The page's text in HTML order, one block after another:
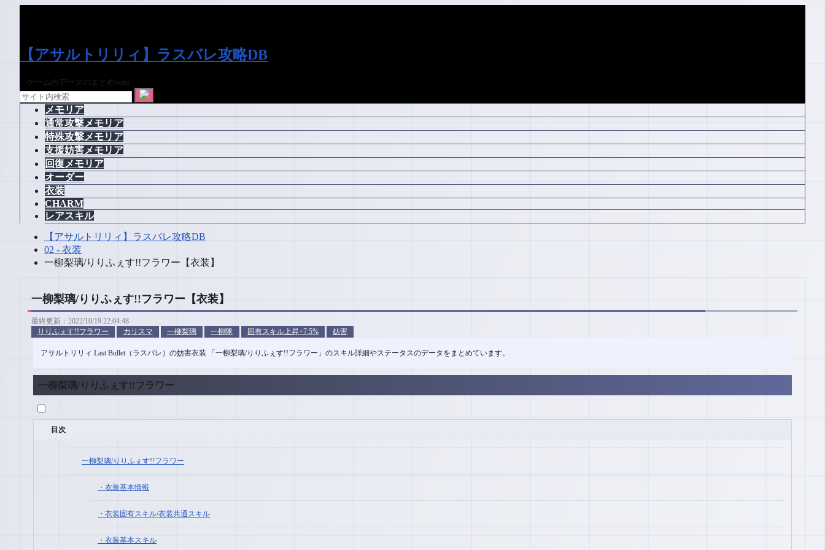
【アサルトリリィ】ラスバレ攻略DB
ゲーム内データのまとめwiki
メモリア
通常攻撃メモリア
特殊攻撃メモリア
支援妨害メモリア
回復メモリア
オーダー
衣装
CHARM
レアスキル
【アサルトリリィ】ラスバレ攻略DB
02 - 衣装
一柳梨璃/りりふぇす!!フラワー【衣装】
一柳梨璃/りりふぇす!!フラワー【衣装】
最終更新：2022/10/19 22:04:48
りりふぇす!!フラワー
カリスマ 一柳梨璃 一柳隊 固有スキル上昇+7.5% 妨害
アサルトリリィ Last Bullet（ラスバレ）の妨害衣装 「一柳梨璃/りりふぇす!!フラワー」のスキル詳細やステータスのデータをまとめています。
一柳梨璃/りりふぇす!!フラワー
目次
一柳梨璃/りりふぇす!!フラワー
衣装基本情報
衣装固有スキル/衣装共通スキル
衣装基本スキル